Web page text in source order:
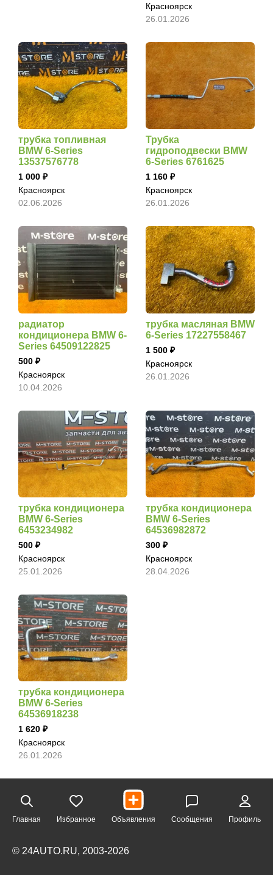
Красноярск
26.01.2026
трубка топливная
BMW 6-Series
13537576778
1 000
Красноярск
02.06.2026
Трубка
гидроподвески BMW
6-Series 6761625
1 160
Красноярск
26.01.2026
радиатор
кондиционера BMW 6-
Series 64509122825
500
Красноярск
10.04.2026
трубка масляная BMW
6-Series 17227558467
1 500
Красноярск
26.01.2026
трубка кондиционера
BMW 6-Series
6453234982
500
Красноярск
25.01.2026
трубка кондиционера
BMW 6-Series
64536982872
300
Красноярск
28.04.2026
трубка кондиционера
BMW 6-Series
64536918238
1 620
Красноярск
26.01.2026
Главная Избранное Объявления Сообщения Профиль
© 24AUTO.RU, 2003-2026